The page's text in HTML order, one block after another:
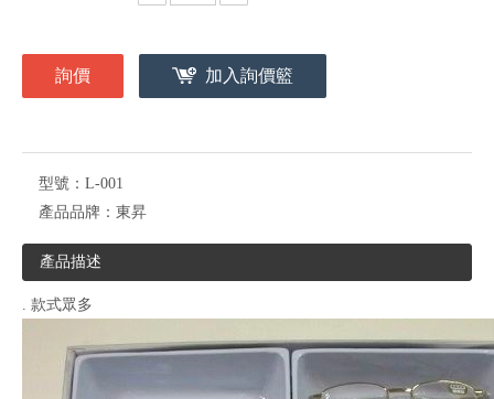
詢價 加入詢價籃
型號： L-001
產品品牌： 東昇
產品描述
. 款式眾多